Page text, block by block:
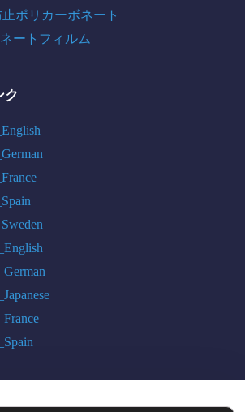
ポリカーボネート
ートフィルム
ク